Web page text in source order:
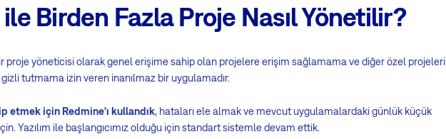
Birden Fazla Proje Nasıl Yönetilir?
proje yöneticisi olarak genel erişime sahip olan projelere erişim sağlamama ve diğer özel projeleri
tutmama izin veren inanılmaz bir uygulamadır.
etmek için Redmine'ı kullandık, hataları ele almak ve mevcut uygulamalardaki günlük küçük
Yazılım ile başlangıcımız olduğu için standart sistemle devam ettik.